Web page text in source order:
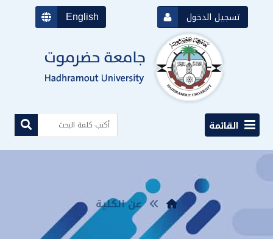
English تسجيل الدخول
القائمة
عن الكلية